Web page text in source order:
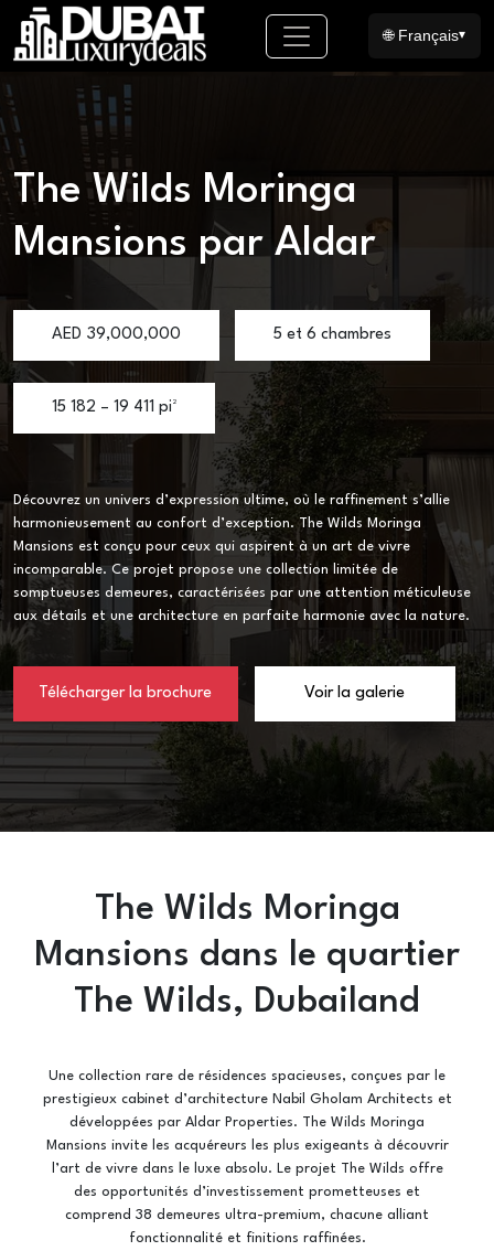
🌐 Français▾
The Wilds Moringa
Mansions par Aldar
AED 39,000,000 5 et 6 chambres
15 182 – 19 411 pi²
Découvrez un univers d’expression ultime, où le raffinement s’allie
harmonieusement au confort d’exception. The Wilds Moringa
Mansions est conçu pour ceux qui aspirent à un art de vivre
incomparable. Ce projet propose une collection limitée de
somptueuses demeures, caractérisées par une attention méticuleuse
aux détails et une architecture en parfaite harmonie avec la nature.
Télécharger la brochure Voir la galerie
The Wilds Moringa
Mansions dans le quartier
The Wilds, Dubailand
Une collection rare de résidences spacieuses, conçues par le
prestigieux cabinet d’architecture Nabil Gholam Architects et
développées par Aldar Properties. The Wilds Moringa
Mansions invite les acquéreurs les plus exigeants à découvrir
l’art de vivre dans le luxe absolu. Le projet The Wilds offre
des opportunités d’investissement prometteuses et
comprend 38 demeures ultra-premium, chacune alliant
fonctionnalité et finitions raffinées.